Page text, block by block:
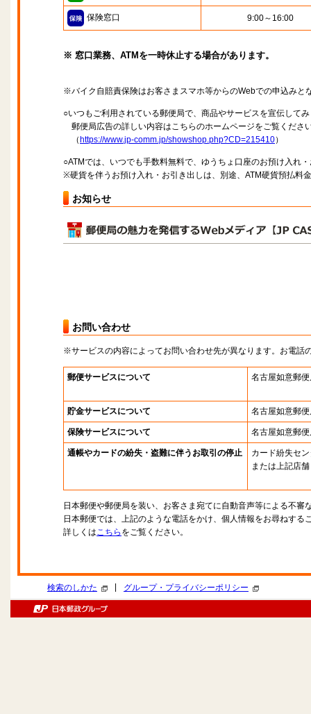
保険窓口 9:00～16:00
※ 窓口業務、ATMを一時休止する場合があります。
※バイク自賠責保険はお客さまスマホ等からのWebでの申込みと
○いつもご利用されている郵便局で、商品やサービスを宣伝して
郵便局広告の詳しい内容はこちらのホームページをご覧くださ
（ https://www.jp-comm.jp/showshop.php?CD=215410）
○ATMでは、いつでも手数料無料で、ゆうちょ口座のお預け入れ
※硬貨を伴うお預け入れ・お引き出しは、別途、ATM硬貨預払料
お知らせ
お問い合わせ
※サービスの内容によってお問い合わせ先が異なります。お電話
郵便サービスについて 名古屋如意郵
貯金サービスについて 名古屋如意郵
保険サービスについて 名古屋如意郵
通帳やカードの紛失・盗難に伴うお取引の停止
カード紛失セ
または上記店舗
日本郵便や郵便局を装い、お客さま宛てに自動音声等による不審
日本郵便では、上記のような電話をかけ、個人情報をお尋ねする
詳しくはこちら をご覧ください。
検索のしかた グループ・プライバシーポリシー